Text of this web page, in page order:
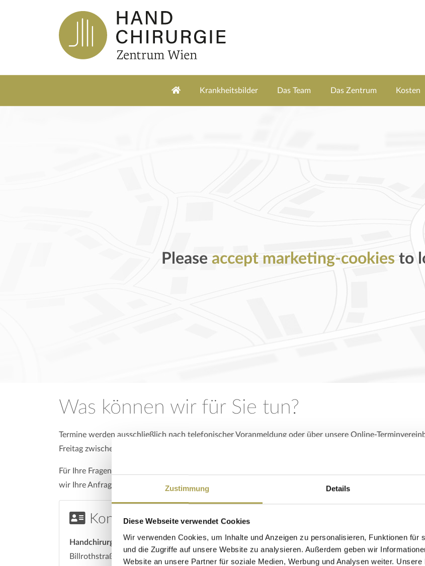
Zustimmung Details
Diese Webseite verwendet Cookies
Wir verwenden Cookies, um Inhalte und Anzeigen zu personalisieren, Funktionen für
und die Zugriffe auf unsere Website zu analysieren. Außerdem geben wir
Website an unsere Partner für soziale Medien, Werbung und Analysen weiter.
Krankheitsbilder Das Team Das Zentrum Kosten
Please accept marketing-cookies to
Was können wir für Sie tun?
Termine werden ausschließlich nach telefonischer Voranmeldung oder über unsere Online-
Freitag zwischen 9.00 Uhr und 17.00 Uhr unter +43-1-402 18 81 erreichbar. Bitte bringen Sie zu Ihrem
Für Ihre Fragen oder Ihren Terminwunsch benutzen Sie bitte das untenstehende Kontaktformular. Bitte
wir Ihre Anfrage bearbeiten können.
Kontaktdaten
Handchirurgie-Zentrum Wien
Billrothstraße 85/2 (Eingang Obkirchergasse 44)
Das
eines Neubaus